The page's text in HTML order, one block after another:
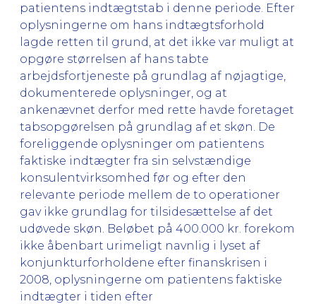
patientens indtægtstab i denne periode. Efter
oplysningerne om hans indtægtsforhold
lagde retten til grund, at det ikke var muligt at
opgøre størrelsen af hans tabte
arbejdsfortjeneste på grundlag af nøjagtige,
dokumenterede oplysninger, og at
ankenævnet derfor med rette havde foretaget
tabsopgørelsen på grundlag af et skøn. De
foreliggende oplysninger om patientens
faktiske indtægter fra sin selvstændige
konsulentvirksomhed før og efter den
relevante periode mellem de to operationer
gav ikke grundlag for tilsidesættelse af det
udøvede skøn. Beløbet på 400.000 kr. forekom
ikke åbenbart urimeligt navnlig i lyset af
konjunkturforholdene efter finanskrisen i
2008, oplysningerne om patientens faktiske
indtægter i tiden efter